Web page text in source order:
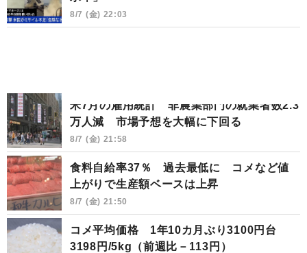
8/7 (金) 22:03
米7月の雇用統計 非農業部門の就業者数2.3
万人減 市場予想を大幅に下回る
8/7 (金) 21:58
食料自給率37％ 過去最低に コメなど値
上がりで生産額ベースは上昇
8/7 (金) 21:50
コメ平均価格 1年10カ月ぶり3100円台
3198円/5kg（前週比－113円）